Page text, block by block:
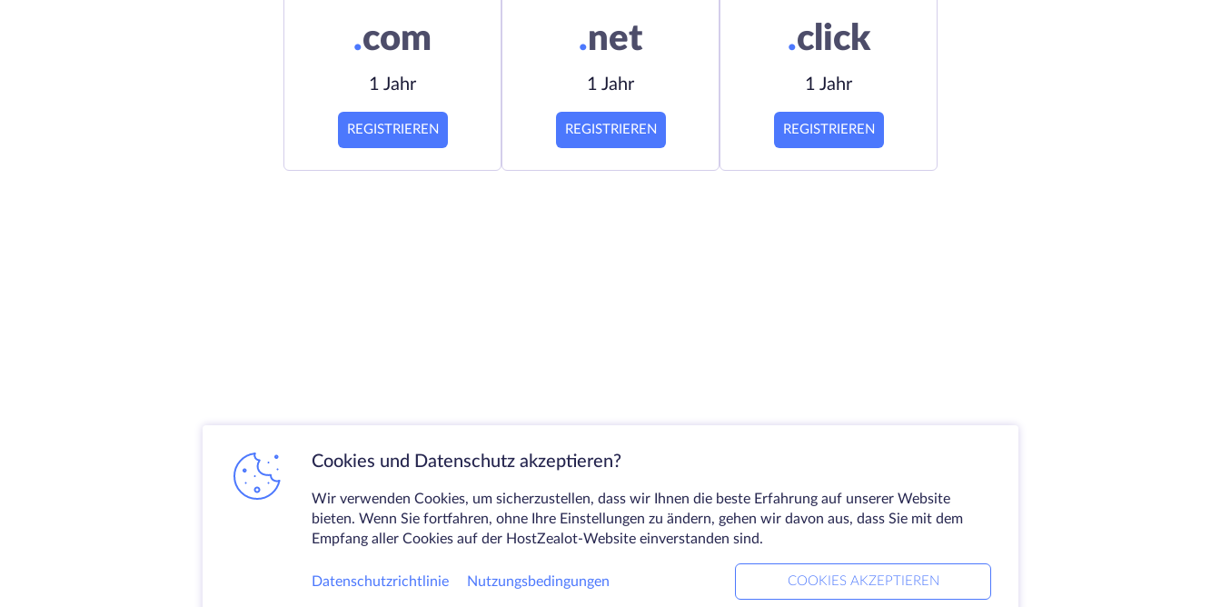
.com
1 Jahr
REGISTRIEREN
.net
1 Jahr
REGISTRIEREN
.click
1 Jahr
REGISTRIEREN
Cookies und Datenschutz akzeptieren?
Wir verwenden Cookies, um sicherzustellen, dass wir Ihnen die beste Erfahrung auf unserer Website
bieten. Wenn Sie fortfahren, ohne Ihre Einstellungen zu ändern, gehen wir davon aus, dass Sie mit dem
Empfang aller Cookies auf der HostZealot-Website einverstanden sind.
Datenschutzrichtlinie Nutzungsbedingungen COOKIES AKZEPTIEREN